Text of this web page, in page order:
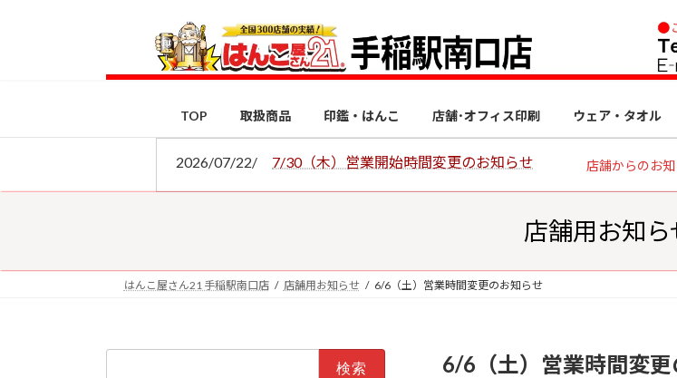
ス
ン
TOP 取扱商品 印鑑・はんこ 店舗･オフィス印刷 ウェア・タオル
2026/07/22/ 7/30（木）営業開始時間変更のお知らせ 店舗からのお
店舗用お知ら
はんこ屋さん21 手稲駅南口店 店舗用お知らせ 6/6（土）営業時間変更のお知らせ
6/6（土）営業時間変